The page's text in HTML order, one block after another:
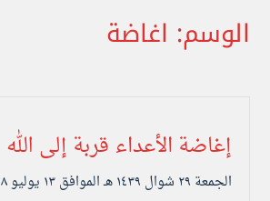
الوسم: اغاضة
إغاضة الأعداء قربة إلى الله
الجمعة ۲۹ شوال ۱٤۳۹ هـ الموافق ۱۳ يوليو ۲۰۱۸ مـ |